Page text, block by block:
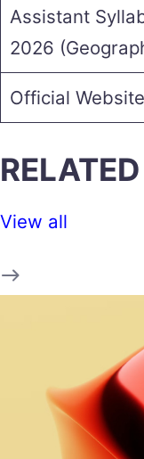
Assistant
2026
Official Website
View all